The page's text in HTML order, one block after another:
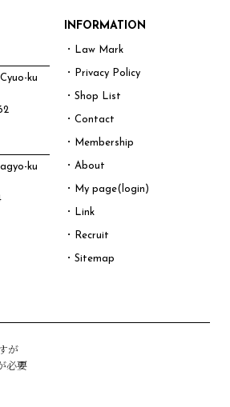
ku
ku
INFORMATION
・Law Mark
・Privacy Policy
・Shop List
・Contact
・Membership
・About
・My page(login)
・Link
・Recruit
・Sitemap
が
必要